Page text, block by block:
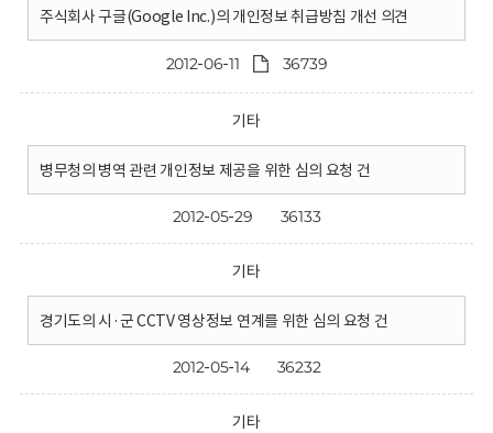
주식회사 구글(Google Inc.)의 개인정보 취급방침 개선 의견
2012-06-11 36739
기타
병무청의 병역 관련 개인정보 제공을 위한 심의 요청 건
2012-05-29 36133
기타
경기도의 시·군 CCTV 영상정보 연계를 위한 심의 요청 건
2012-05-14 36232
기타